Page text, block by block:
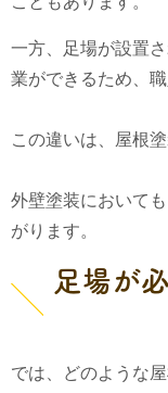
一方、足場が設置
業ができるため、
この違いは、屋根
外壁塗装において
がります。
足場が
では、どのような